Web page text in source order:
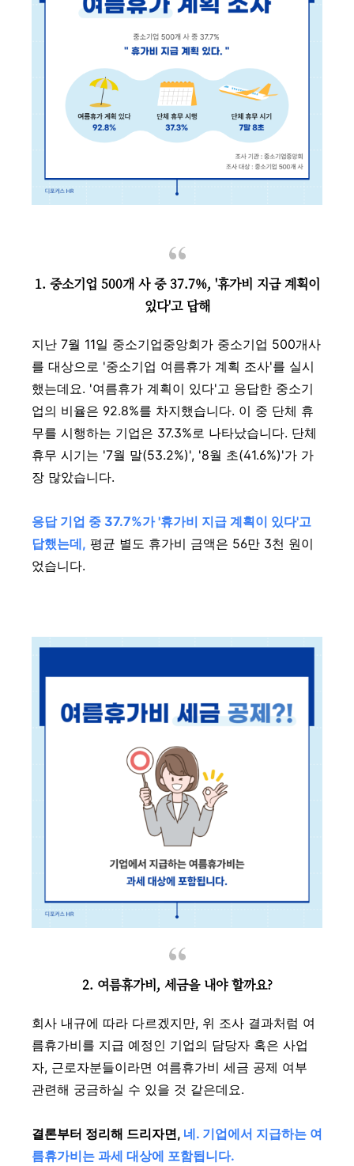
1. 중소기업 500개 사 중 37.7%, '휴가비 지급 계획이
있다'고 답해
지난 7월 11일 중소기업중앙회가 중소기업 500개사
를 대상으로 '중소기업 여름휴가 계획 조사'를 실시
했는데요. '여름휴가 계획이 있다'고 응답한 중소기
업의 비율은 92.8%를 차지했습니다. 이 중 단체 휴
무를 시행하는 기업은 37.3%로 나타났습니다. 단체
휴무 시기는 '7월 말(53.2%)', '8월 초(41.6%)'가 가
장 많았습니다.
응답 기업 중 37.7%가 '휴가비 지급 계획이 있다'고
답했는데, 평균 별도 휴가비 금액은 56만 3천 원이
었습니다.
2. 여름휴가비, 세금을 내야 할까요?
회사 내규에 따라 다르겠지만, 위 조사 결과처럼 여
름휴가비를 지급 예정인 기업의 담당자 혹은 사업
자, 근로자분들이라면 여름휴가비 세금 공제 여부
관련해 궁금하실 수 있을 것 같은데요.
결론부터 정리해 드리자면, 네. 기업에서 지급하는 여
름휴가비는 과세 대상에 포함됩니다.